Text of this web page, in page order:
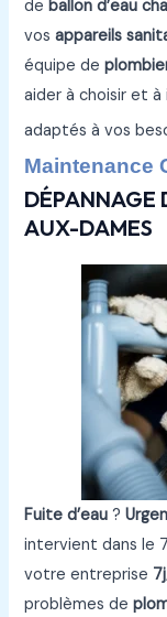
deballon d’eau
vosappareils
équipe de
aider à choisir et
adaptés à vos
Maintenance
DÉPANNAGE
AUX-DAMES
Fuite d’eau ?
intervient dans le
votre entreprise
problèmes de